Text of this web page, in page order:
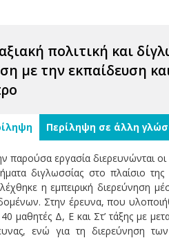
πολιτική και
με την εκπαίδευση
Περίληψη σε άλλη
παρούσα εργασία διερευνώνται
διγλωσσίας στο πλαίσιο
η εμπειρική διερεύνηση
Στην έρευνα, που
μαθητές Δ, Ε και Στ’ τάξης με
ενώ για τη διερεύνηση